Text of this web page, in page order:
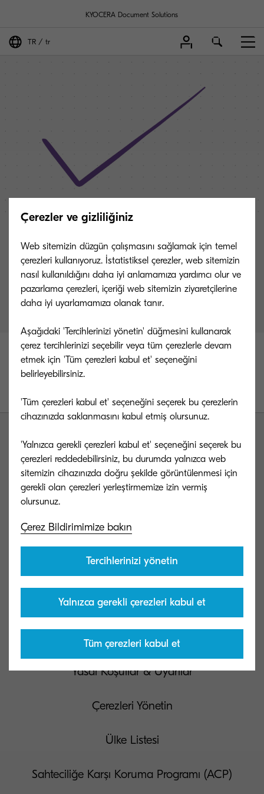
KYOCERA Document Solutions
TR tr
Talebiniz alınmıştır.
Ekibimiz en kısa sürede sizinle iletişime geçecektir.
Kyocera Document Solutions Global
Bize ulaşın
Gizlilik ve Çerez Merkezi
Kullanım Koşulları
Yasal Koşullar & Uyarılar
Çerezleri Yönetin
Ülke Listesi
Sahteciliğe Karşı Koruma Programı (ACP)
Çerezler ve gizliliğiniz
Web sitemizin düzgün çalışmasını sağlamak için temel
çerezleri kullanıyoruz. İstatistiksel çerezler, web sitemizin
nasıl kullanıldığını daha iyi anlamamıza yardımcı olur ve
pazarlama çerezleri, içeriği web sitemizin ziyaretçilerine
daha iyi uyarlamamıza olanak tanır.
Aşağıdaki 'Tercihlerinizi yönetin' düğmesini kullanarak
çerez tercihlerinizi seçebilir veya tüm çerezlerle devam
etmek için 'Tüm çerezleri kabul et' seçeneğini
belirleyebilirsiniz.
'Tüm çerezleri kabul et' seçeneğini seçerek bu çerezlerin
cihazınızda saklanmasını kabul etmiş olursunuz.
'Yalnızca gerekli çerezleri kabul et' seçeneğini seçerek bu
çerezleri reddedebilirsiniz, bu durumda yalnızca web
sitemizin cihazınızda doğru şekilde görüntülenmesi için
gerekli olan çerezleri yerleştirmemize izin vermiş
Çerez Bildirimimize bakın
Tercihlerinizi yönetin
Yalnızca gerekli çerezleri kabul et
Tüm çerezleri kabul et